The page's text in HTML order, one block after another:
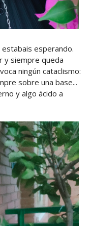
esperando.
y siempre queda
ningún cataclismo:
sobre una base...
y algo ácido a